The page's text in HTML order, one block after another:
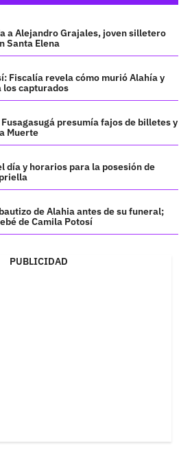
a Alejandro Grajales, joven silletero
Santa Elena
Fiscalía revela cómo murió Alahía y
los capturados
presumía fajos de billetes y
Muerte
día y horarios para la posesión de
de Alahia antes de su funeral;
de Camila Potosí
PUBLICIDAD